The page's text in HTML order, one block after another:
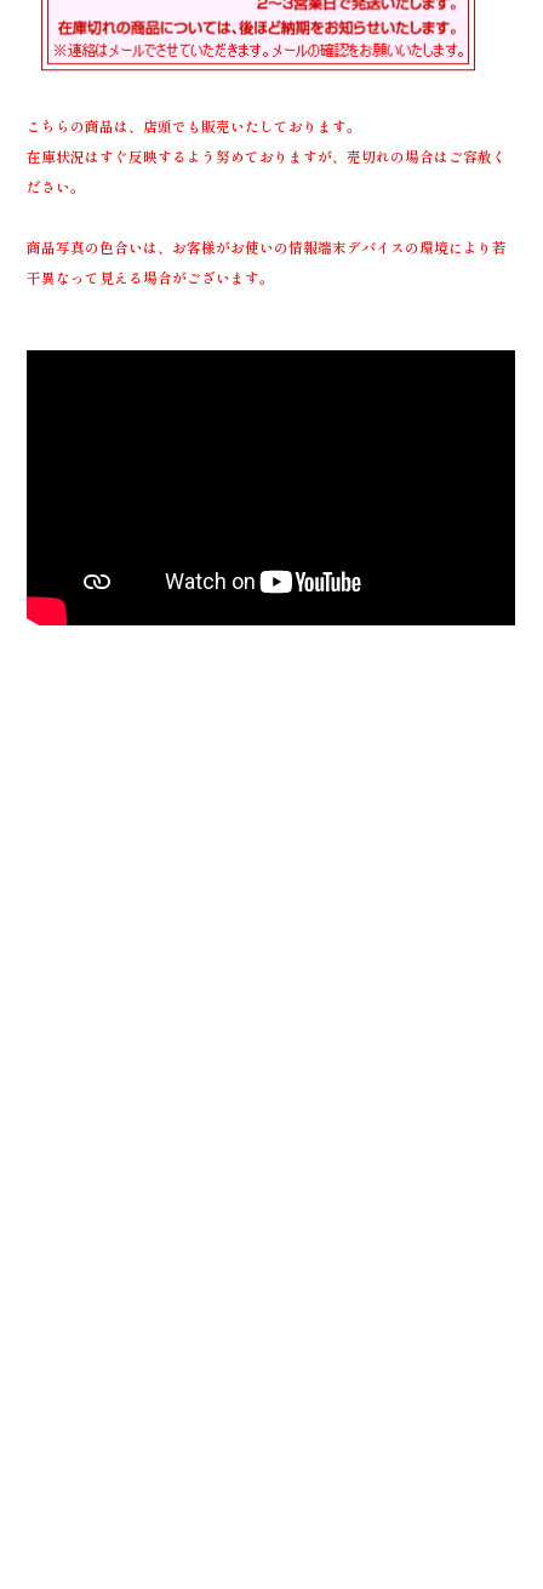
こちらの商品は、店頭でも販売いたしております。
在庫状況はすぐ反映するよう努めておりますが、売切れの場合はご容赦く
ださい。
商品写真の色合いは、お客様がお使いの情報端末デバイスの環境により若
干異なって見える場合がございます。